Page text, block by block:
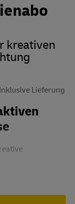
kreativen
Inklusive Lieferung